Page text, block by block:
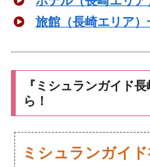
旅館（長崎エリア）
『ミシュランガイド
ら！
ミシュランガイ